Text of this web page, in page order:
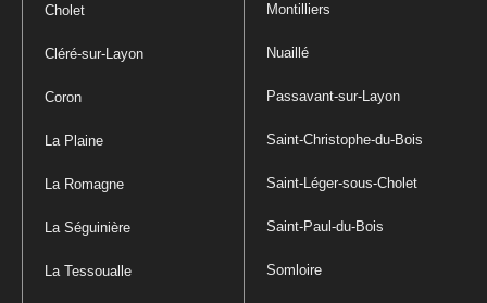
Cholet
Cléré-sur-Layon
Coron
La Plaine
La Romagne
La Séguinière
La Tessoualle
Montilliers
Nuaillé
Passavant-sur-Layon
Saint-Christophe-du-Bois
Saint-Léger-sous-Cholet
Saint-Paul-du-Bois
Somloire